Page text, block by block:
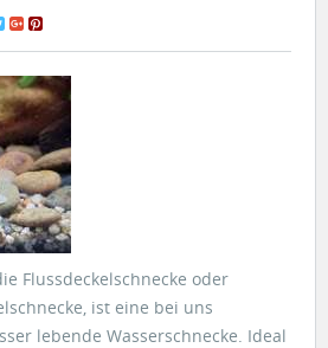
Flussdeckelschnecke oder
ist eine bei uns
lebende Wasserschnecke. Ideal